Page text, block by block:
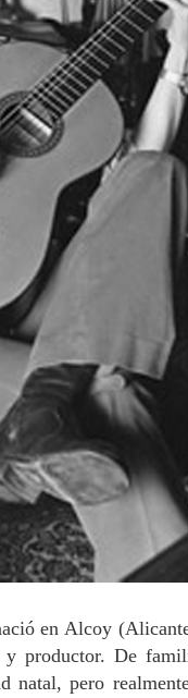
en Alcoy
productor. De
pero